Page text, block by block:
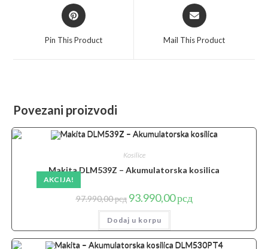
Opens
in
Pin This Product
Opens
in
Mail This Product
Povezani proizvodi
AKCIJA!
Kosilice
Makita DLM539Z – Akumulatorska kosilica
97.990,00рсд Originalna
cena
je
bila:
97.990,00 рсд.
93.990,00рсдTrenutna
cena
Dodaj u korpu